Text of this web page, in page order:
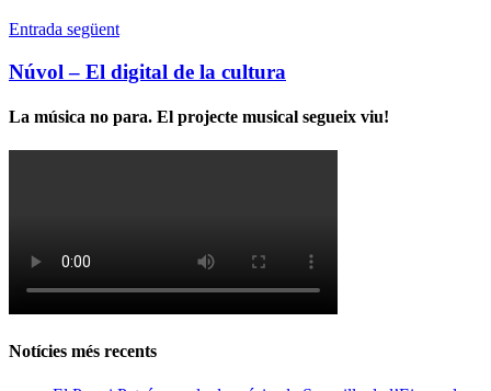
Entrada següent
Núvol – El digital de la cultura
La música no para. El projecte musical segueix viu!
Notícies més recents